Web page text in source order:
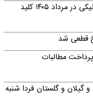
خبر فوری؛ افزایش اعتبار کالابرگ الکترونیکی در مرداد ۱۴۰۵ کلید
قطعی شد
مطالبات
گیلان و گلستان فردا شنبه